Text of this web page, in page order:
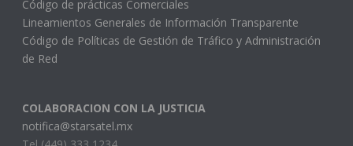
Código de prácticas Comerciales
Lineamientos Generales de Información Transparente
Código de Políticas de Gestión de Tráfico y Administración
de Red
COLABORACION CON LA JUSTICIA
notifica@starsatel.mx